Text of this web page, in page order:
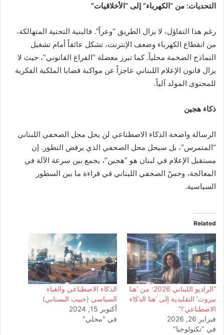
التحديات: من “الكهرباء” إلى “الأخلاقيات”
رغم هذا التفاؤل، لا يزال الطريق “وعراً”. فالبنية التحتية المتهالكة،
من انقطاع الكهرباء وضعف الإنترنت، تشكل عائقاً أمام تشغيل
النماذج الضخمة محلياً. كما تبرز معضلة “الفراغ القانوني”، حيث لا
يزال قانون الإعلام اللبناني عاجزاً عن مواكبة قضايا الملكية الفكرية
للمحتوى المولد آلياً.
ذكاء هجين
الرسالة واضحة الذكاء الاصطناعي لن يحل محل الصحفي اللبناني
“المتمرس”، بل سيحل محل الصحفي الذي يرفض التطور. إن
مستقبل الإعلام في لبنان هو “هجين”، يجمع بين سرعة الآلة في
المعالجة، وحسّ الصحفي اللبناني في قراءة ما بين السطور
السياسية.
Related
“الراديو اللبناني 2026: من ‘هنا
بيروت’ التقليدية إلى ‘هنا الذكاء
الاصطناعي’!”
فبراير 26, 2026
في "تكنولوجيا"
الذكاء الاصطناعي والغباء
السياسي (حبيب البستاني)
أكتوبر 15, 2024
في "محلي"